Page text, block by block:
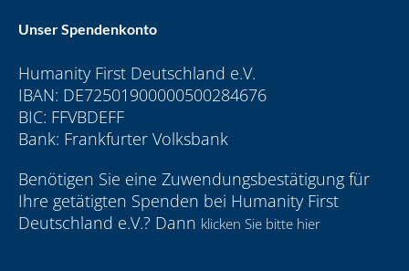
Humanity First Deutschland e.V.
IBAN: DE72501900000500284676
BIC: FFVBDEFF
Benötigen Sie eine Zuwendungsbestätigung für
Ihre getätigten Spenden bei Humanity First